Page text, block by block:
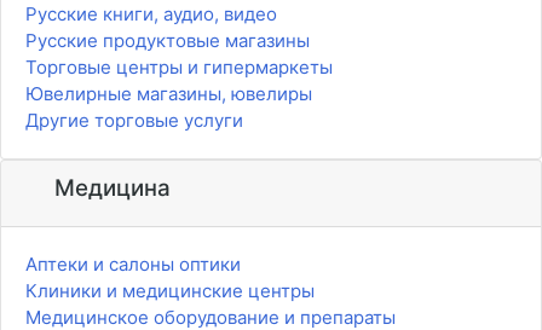
Русские книги, аудио, видео
Русские продуктовые магазины
Торговые центры и гипермаркеты
Ювелирные магазины, ювелиры
Другие торговые услуги
Медицина
Аптеки и салоны оптики
Клиники и медицинские центры
Медицинское оборудование и препараты